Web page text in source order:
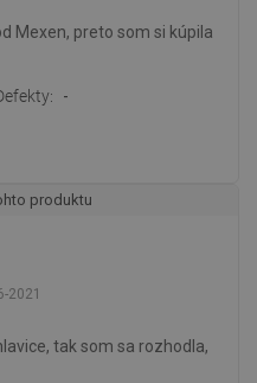
Mexen, preto som si kúpila
-
produktu
2021
tak som sa rozhodla,